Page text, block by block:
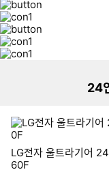
24
LG전자 울트라기어
60F